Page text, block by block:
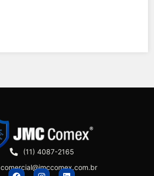
(11) 4087-2165
comercial@jmccomex.com.br